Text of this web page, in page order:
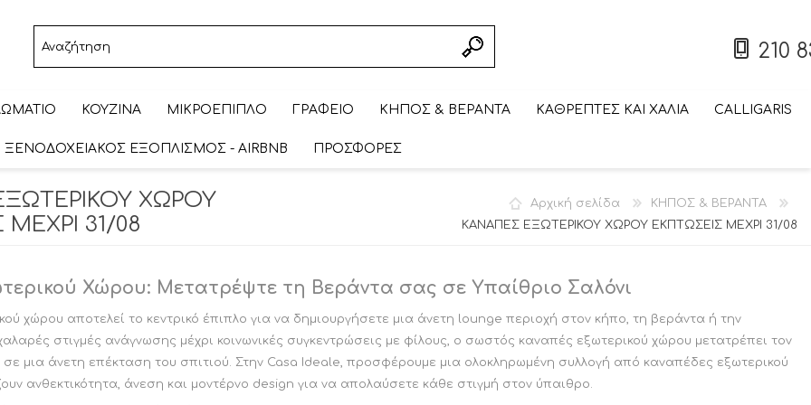
210
ΤΗΛΕΟΡΑΣΗΣ
ΕΚΠΤΩΣΕΙΣ ΜΕΧΡΙ
31/08
ΒΙΤΡΙΝΑ ΕΚΠΤΩΣΕΙΣ
ΜΕΧΡΙ 31/08
ΕΚΠΤΩΣΕΙΣ ΜΕΧΡΙ
31/08
ΕΚΠΤΩΣΕΙΣ ΜΕΧΡΙ
31/08
ΣΠΑΣΤΟ ΤΡΑΠΕΖΙ
ΕΚΠΤΩΣΕΙΣ ΜΕΧΡΙ
31/08
ΣΠΑΣΤΗ ΚΑΡΕΚΛΑ
ΕΚΠΤΩΣΕΙΣ ΜΕΧΡΙ
31/08
ΣΥΡΤΑΡΙΕΡΕΣ
ΕΚΠΤΩΣΕΙΣ ΜΕΧΡΙ
31/08
ΚΟΥΖΙΝΑ
ΕΚΠΤΩΣΕΙΣ ΜΕΧΡΙ
31/08
ΜΙΚΡΟΕΠΙΠΛΟ ΓΡΑΦΕΙΟ ΚΗΠΟΣ & ΒΕΡΑΝΤΑ
ΕΞΩΤΕΡΙΚΟΥ ΧΩΡΟΥ
ΕΚΠΤΩΣΕΙΣ ΜΕΧΡΙ
31/08
ΕΞΩΤΕΡΙΚΟΥ ΧΩΡΟΥ
CALLIGARIS
ΕΚΠΤΩΣΕΙΣ ΜΕΧΡΙ
ΕΞΩΤΕΡΙΚΟΥ ΧΩΡΟΥ
ΕΚΠΤΩΣΕΙΣ ΜΕΧΡΙ
31/08
ΚΑΘΡΕΠΤΕΣ ΚΑΙ ΧΑΛΙΑ CALLIGARIS
CALLIGARIS
ΕΚΠΤΩΣΕΙΣ ΜΕΧΡΙ
31/08
ΣΑΛΟΝΙΟΥ
CALLIGARIS
ΕΚΠΤΩΣΕΙΣ ΜΕΧΡΙ
ΤΗΛΕΟΡΑΣΗΣ
CALLIGARIS
ΕΚΠΤΩΣΕΙΣ ΜΕΧΡΙ
ΞΕΝΟΔΟΧΕΙΑΚΌΣ ΕΞΟΠΛΙΣΜΌΣ - AIRBNB ΠΡΟΣΦΟΡΕΣ
ΧΩΡΟΥ
31/08
Αρχική σελίδα
ΚΗΠΟΣ & ΒΕΡΑΝΤΑ
ΚΑΝΑΠΕΣ ΕΞΩΤΕΡΙΚΟΥ ΧΩΡΟΥ ΕΚΠΤΩΣΕΙΣ ΜΕΧΡΙ 31/08
Χώρου: Μετατρέψτε τη Βεράντα σας σε Υπαίθριο Σαλόνι
χώρου αποτελεί το κεντρικό έπιπλο για να δημιουργήσετε μια άνετη lounge περιοχή στον κήπο, τη βεράντα ή την
στιγμές ανάγνωσης μέχρι κοινωνικές συγκεντρώσεις με φίλους, ο σωστός καναπές εξωτερικού χώρου μετατρέπει τον
μια άνετη επέκταση του σπιτιού. Στην Casa Ideale, προσφέρουμε μια ολοκληρωμένη συλλογή από καναπέδες εξωτερικού
ανθεκτικότητα, άνεση και μοντέρνο design για να απολαύσετε κάθε στιγμή στον ύπαιθρο.